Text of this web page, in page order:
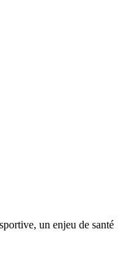
un enjeu de santé